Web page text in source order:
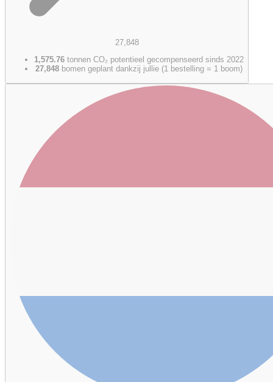
27,848
1,575.76 tonnen CO₂ potentieel gecompenseerd sinds 2022
27,848 bomen geplant dankzij jullie (1 bestelling = 1 boom)